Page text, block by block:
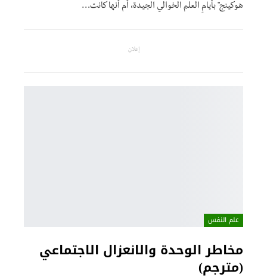
هوكينج" بأيامِ العلم الخوالي الجيدة، أم أنها كانت…
إعلان
علم النفس
مخاطر الوحدة والانعزال الاجتماعي
(مترجم)